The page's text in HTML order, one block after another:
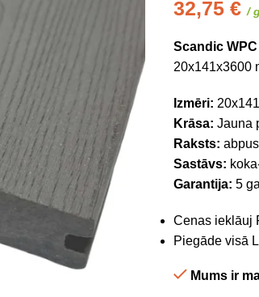
32,75 € /
Scandic WPC
20x141x3600
Izmēri:
Krāsa: Jauna
Raksts:
Sastāvs:
Garantija: 5
Cenas ieklāuj
Piegāde visā
Mums ir